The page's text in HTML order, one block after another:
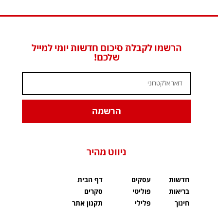
הרשמו לקבלת סיכום חדשות יומי למייל
שלכם!
הרשמה
ניווט מהיר
חדשות
בריאות
חינוך
עסקים
פוליטי
פלילי
דף הבית
סקרים
תקנון אתר